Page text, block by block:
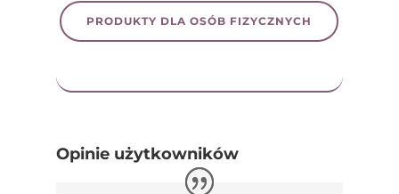
PRODUKTY DLA OSÓB FIZYCZNYCH
Opinie użytkowników